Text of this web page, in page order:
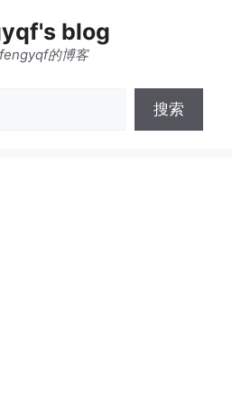
blog
的博客
搜索